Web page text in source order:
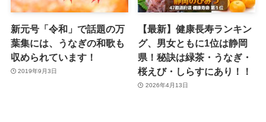
新元号「令和」で話題の万
葉集には、うなぎの和歌も
収められています！
2019年9月3日
【最新】健康長寿ランキン
グ、男女ともに1位は静岡
県！秘訣は緑茶・うなぎ・
桜えび・しらすにあり！！
2026年4月13日